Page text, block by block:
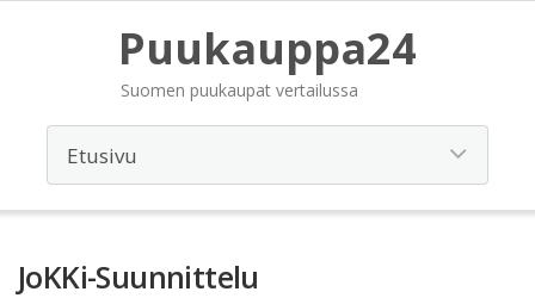
Puukauppa24
Suomen puukaupat vertailussa
JoKKi-Suunnittelu